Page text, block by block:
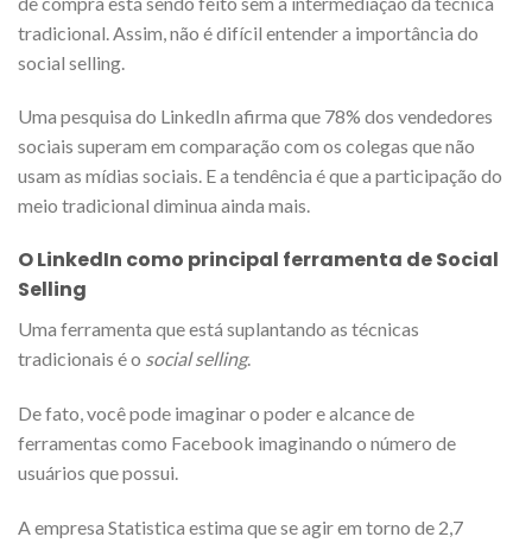
tradicional. Assim, não é difícil entender a importância do
social selling.
Uma pesquisa do LinkedIn afirma que 78% dos vendedores
sociais superam em comparação com os colegas que não
usam as mídias sociais. E a tendência é que a participação do
meio tradicional diminua ainda mais.
O LinkedIn como principal ferramenta de Social
Selling
Uma ferramenta que está suplantando as técnicas
tradicionais é o social selling.
De fato, você pode imaginar o poder e alcance de
ferramentas como Facebook imaginando o número de
usuários que possui.
A empresa Statistica estima que se agir em torno de 2,7